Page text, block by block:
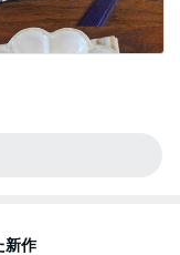
新作